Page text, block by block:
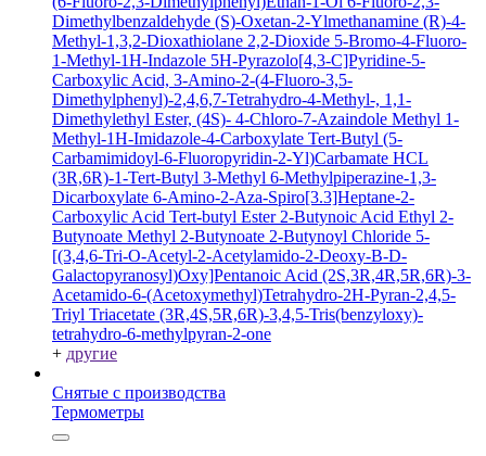
Dimethylbenzaldehyde (S)-Oxetan-2-Ylmethanamine (R)-4-
Methyl-1,3,2-Dioxathiolane 2,2-Dioxide 5-Bromo-4-Fluoro-
1-Methyl-1H-Indazole 5H-Pyrazolo[4,3-C]Pyridine-5-
Carboxylic Acid, 3-Amino-2-(4-Fluoro-3,5-
Dimethylphenyl)-2,4,6,7-Tetrahydro-4-Methyl-, 1,1-
Dimethylethyl Ester, (4S)- 4-Chloro-7-Azaindole Methyl 1-
Methyl-1H-Imidazole-4-Carboxylate Tert-Butyl (5-
Carbamimidoyl-6-Fluoropyridin-2-Yl)Carbamate HCL
(3R,6R)-1-Tert-Butyl 3-Methyl 6-Methylpiperazine-1,3-
Dicarboxylate 6-Amino-2-Aza-Spiro[3.3]Heptane-2-
Carboxylic Acid Tert-butyl Ester 2-Butynoic Acid Ethyl 2-
Butynoate Methyl 2-Butynoate 2-Butynoyl Chloride 5-
[(3,4,6-Tri-O-Acetyl-2-Acetylamido-2-Deoxy-B-D-
Galactopyranosyl)Oxy]Pentanoic Acid (2S,3R,4R,5R,6R)-3-
Acetamido-6-(Acetoxymethyl)Tetrahydro-2H-Pyran-2,4,5-
Triyl Triacetate (3R,4S,5R,6R)-3,4,5-Tris(benzyloxy)-
tetrahydro-6-methylpyran-2-one
+ другие
Снятые с производства
Термометры